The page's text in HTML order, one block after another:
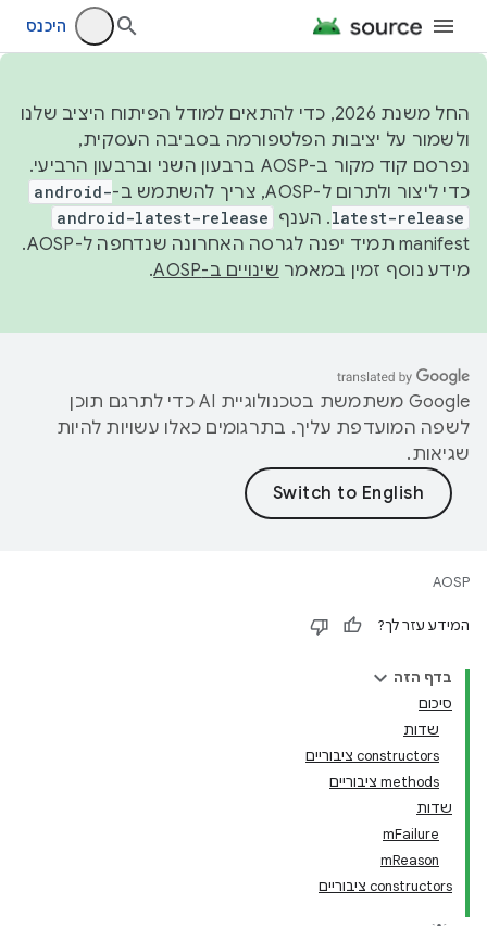
היכנס
החל משנת 2026, כדי להתאים למודל הפיתוח היציב שלנו
ולשמור על יציבות הפלטפורמה בסביבה העסקית,
נפרסם קוד מקור ב-AOSP ברבעון השני וברבעון הרביעי.
כדי ליצור ולתרום ל-AOSP, צריך להשתמש ב-
android-
latest-release. הענף android-latest-release
manifest תמיד יפנה לגרסה האחרונה שנדחפה ל-AOSP.
מידע נוסף זמין במאמר שינויים ב-AOSP .
‫Google משתמשת בטכנולוגיית AI כדי לתרגם תוכן
לשפה המועדפת עליך. בתרגומים כאלו עשויות להיות
שגיאות.
AOSP
המידע עזר לך?
בדף הזה
סיכום
שדות
‫constructors ציבוריים
‫methods ציבוריים
שדות
mFailure
mReason
‫constructors ציבוריים